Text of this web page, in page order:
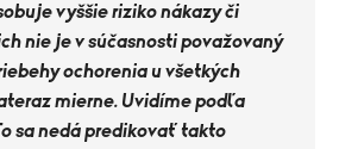
vyššie riziko nákazy či
nie je v súčasnosti považovaný
ochorenia u všetkých
mierne. Uvidíme podľa
sa nedá predikovať takto